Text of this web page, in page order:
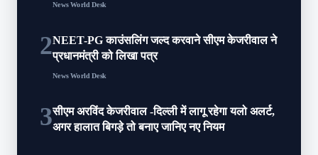
News World Desk
2NEET-PG काउंसलिंग जल्द करवाने सीएम केजरीवाल ने
प्रधानमंत्री को लिखा पत्र
News World Desk
3सीएम अरविंद केजरीवाल -दिल्ली में लागू रहेगा यलो अलर्ट,
अगर हालात बिगड़े तो बनाए जानिए नए नियम